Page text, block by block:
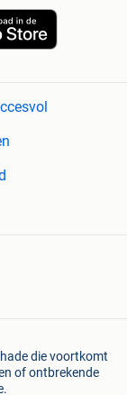
die voortkomt
of ontbrekende